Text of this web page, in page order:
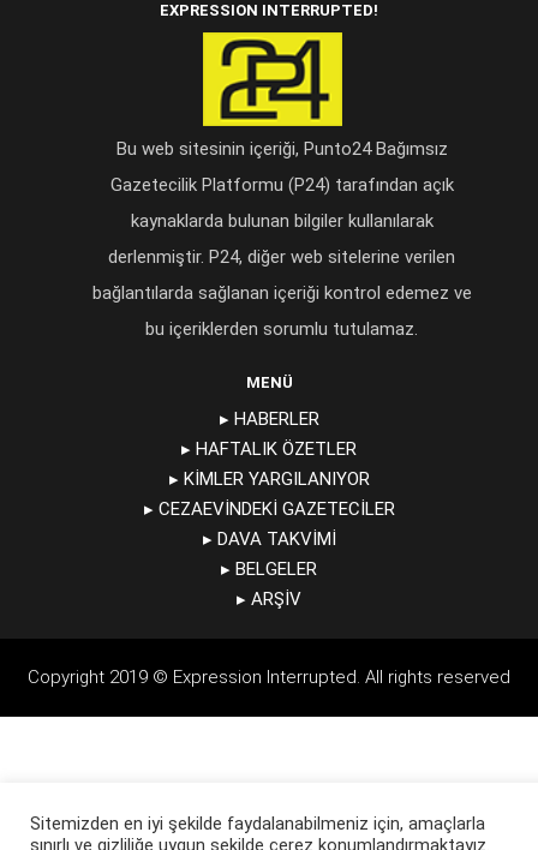
EXPRESSION INTERRUPTED!
Bu web sitesinin içeriği, Punto24 Bağımsız
Gazetecilik Platformu (P24) tarafından açık
kaynaklarda bulunan bilgiler kullanılarak
derlenmiştir. P24, diğer web sitelerine verilen
bağlantılarda sağlanan içeriği kontrol edemez ve
bu içeriklerden sorumlu tutulamaz.
MENÜ
▸ HABERLER
▸ HAFTALIK ÖZETLER
▸ KIMLER YARGILANIYOR
▸ CEZAEVINDEKI GAZETECILER
▸ DAVA TAKVIMI
▸ BELGELER
▸ ARŞIV
Copyright 2019 © Expression Interrupted. All rights reserved
Sitemizden en iyi şekilde faydalanabilmeniz için, amaçlarla
sınırlı ve gizliliğe uygun şekilde çerez konumlandırmaktayız.